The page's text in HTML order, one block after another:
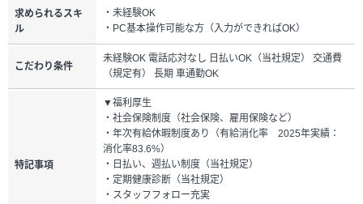
求められるスキ
ル
・未経験OK
・PC基本操作可能な方（入力ができればOK）
こだわり条件
未経験OK 電話応対なし 日払いOK（当社規定） 交通費
（規定有） 長期 車通勤OK
特記事項
▼福利厚生
・社会保険制度（社会保険、雇用保険など）
・年次有給休暇制度あり（有給消化率 2025年実績：
消化率83.6%）
・日払い、週払い制度（当社規定）
・定期健康診断（当社規定）
・スタッフフォロー充実